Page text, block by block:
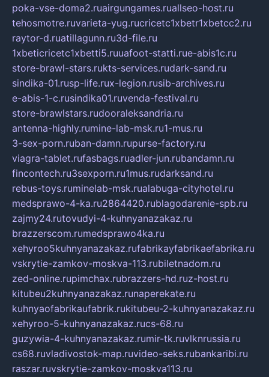
poka-vse-doma2.ruairgungames.ruallseo-host.ru
tehosmotre.ruvarieta-yug.rucricetc1xbetr1xbetcc2.ru
raytor-d.ruatillagunn.ru3d-file.ru
1xbeticricetc1xbetti5.ruuafoot-statti.rue-abis1c.ru
store-brawl-stars.rukts-services.rudark-sand.ru
sindika-01.rusp-life.rux-legion.rusib-archives.ru
e-abis-1-c.rusindika01.ruvenda-festival.ru
store-brawlstars.rudooraleksandria.ru
antenna-highly.rumine-lab-msk.ru1-mus.ru
3-sex-porn.ruban-damn.rupurse-factory.ru
viagra-tablet.rufasbags.ruadler-jun.rubandamn.ru
fincontech.ru3sexporn.ru1mus.rudarksand.ru
rebus-toys.ruminelab-msk.rualabuga-cityhotel.ru
medsprawo-4-ka.ru2864420.rublagodarenie-spb.ru
zajmy24.rutovudyi-4-kuhnyanazakaz.ru
brazzerscom.rumedsprawo4ka.ru
xehyroo5kuhnyanazakaz.rufabrikayfabrikaefabrika.ru
vskrytie-zamkov-moskva-113.rubiletnadom.ru
zed-online.rupimchax.rubrazzers-hd.ruz-host.ru
kitubeu2kuhnyanazakaz.runaperekate.ru
kuhnyaofabrikaufabrik.rukitubeu-2-kuhnyanazakaz.ru
xehyroo-5-kuhnyanazakaz.rucs-68.ru
guzywia-4-kuhnyanazakaz.rumir-tk.ruvlknrussia.ru
cs68.ruvladivostok-map.ruvideo-seks.rubankaribi.ru
raszar.ruvskrytie-zamkov-moskva113.ru